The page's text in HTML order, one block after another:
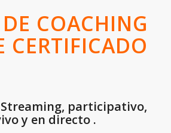
COACHING
CERTIFICADO
Streaming, participativo,
y en directo .